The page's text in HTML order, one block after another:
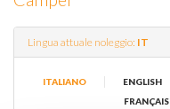
Lingua attuale noleggio: IT
ITALIANO | ENGLISH
FRANÇAIS